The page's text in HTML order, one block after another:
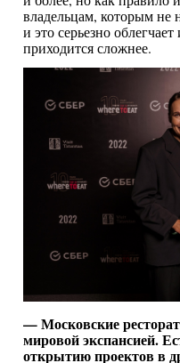
владельцам, которым не
и это серьезно
приходится сложнее.
— Московские
мировой экспансией.
открытию проектов в